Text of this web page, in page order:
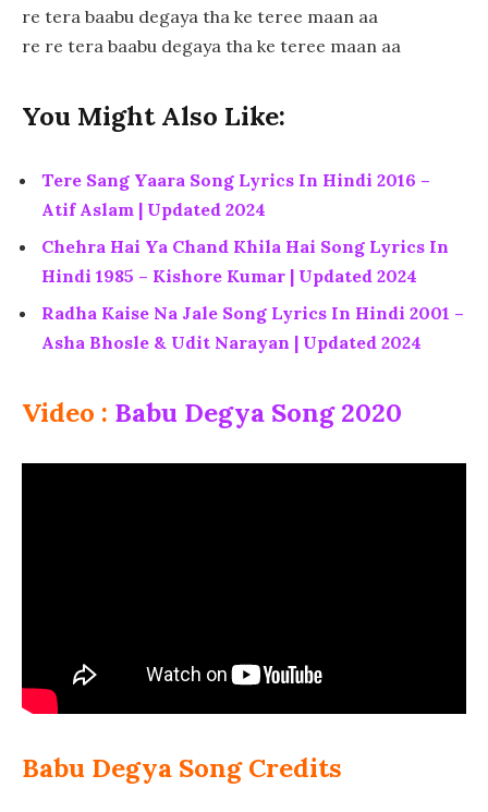
re tera baabu degaya tha ke teree maan aa
re re tera baabu degaya tha ke teree maan aa
You Might Also Like:
Tere Sang Yaara Song Lyrics In Hindi 2016 –
Atif Aslam | Updated 2024
Chehra Hai Ya Chand Khila Hai Song Lyrics In
Hindi 1985 – Kishore Kumar | Updated 2024
Radha Kaise Na Jale Song Lyrics In Hindi 2001 –
Asha Bhosle & Udit Narayan | Updated 2024
Video : Babu Degya Song 2020
Babu Degya Song Credits